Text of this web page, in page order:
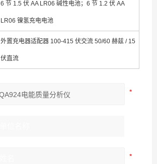
6 节 1.5 伏 AA LR06 碱性电池；6 节 1.2 伏 AA
LR06 镍氢充电电池
外置充电器适配器 100-415 伏交流 50/60 赫兹 / 15
伏直流